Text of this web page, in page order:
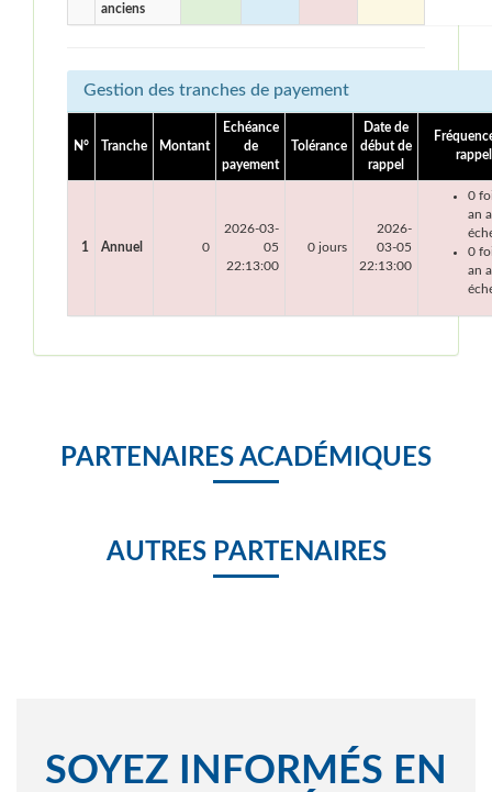
anciens
Gestion des tranches de payement
N° Tranche Montant
Echéance
de
payement
Tolérance
Date de
début de
rappel
rappel
1 Annuel 0
2026-03-
05
22:13:00
0 jours
2026-
03-05
22:13:00
0
an
0
an
PARTENAIRES ACADÉMIQUES
AUTRES PARTENAIRES
SOYEZ INFORMÉS EN